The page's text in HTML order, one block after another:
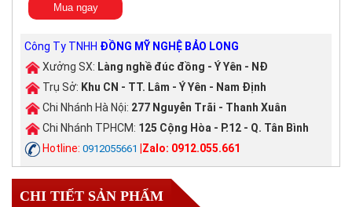
Mua ngay
Công Ty TNHH ĐỒNG MỸ NGHỆ BẢO LONG
Xưởng SX: Làng nghề đúc đồng - Ý Yên - NĐ
Trụ Sở: Khu CN - TT. Lâm - Ý Yên - Nam Định
Chi Nhánh Hà Nội: 277 Nguyễn Trãi - Thanh Xuân
Chi Nhánh TPHCM: 125 Cộng Hòa - P.12 - Q. Tân Bình
Hotline: 0912055661 |Zalo: 0912.055.661
CHI TIẾT SẢN PHẨM